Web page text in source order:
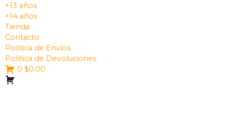
+13 años
+14 años
Tienda
Contacto
Política de Envíos
Política de Devoluciones
0 $0.00